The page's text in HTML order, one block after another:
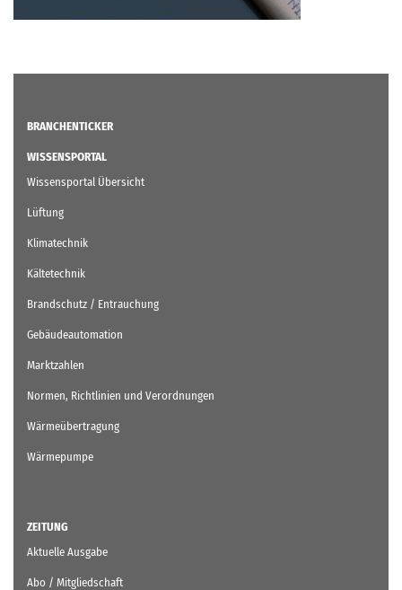
BRANCHENTICKER
WISSENSPORTAL
Wissensportal Übersicht
Lüftung
Klimatechnik
Kältetechnik
Brandschutz / Entrauchung
Gebäudeautomation
Marktzahlen
Normen, Richtlinien und Verordnungen
Wärmeübertragung
Wärmepumpe
ZEITUNG
Aktuelle Ausgabe
Abo / Mitgliedschaft